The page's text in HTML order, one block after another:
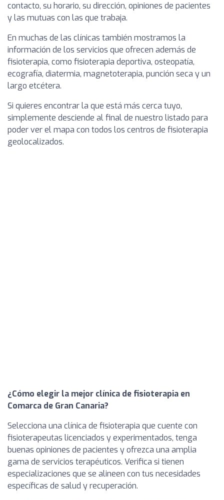
contacto, su horario, su dirección, opiniones de pacientes
y las mutuas con las que trabaja.
En muchas de las clínicas también mostramos la
información de los servicios que ofrecen además de
fisioterapia, como fisioterapia deportiva, osteopatía,
ecografía, diatermia, magnetoterapia, punción seca y un
largo etcétera.
Si quieres encontrar la que está más cerca tuyo,
simplemente desciende al final de nuestro listado para
poder ver el mapa con todos los centros de fisioterapia
geolocalizados.
¿Cómo elegir la mejor clínica de fisioterapia en
Comarca de Gran Canaria?
Selecciona una clínica de fisioterapia que cuente con
fisioterapeutas licenciados y experimentados, tenga
buenas opiniones de pacientes y ofrezca una amplia
gama de servicios terapéuticos. Verifica si tienen
especializaciones que se alineen con tus necesidades
específicas de salud y recuperación.